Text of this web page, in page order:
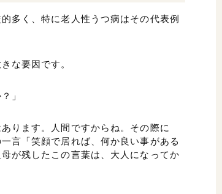
多く、特に老人性うつ病はその代表例
な要因です。
」
ります。人間ですからね。その際に
言「笑顔で居れば、何か良い事がある
が残したこの言葉は、大人になってか